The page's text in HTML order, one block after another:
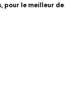
pour le meilleur de